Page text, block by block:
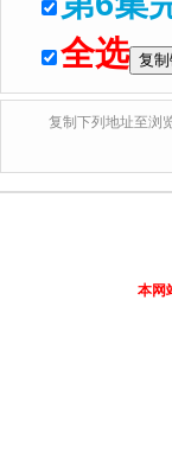
全选
复制下列地址至浏
本网